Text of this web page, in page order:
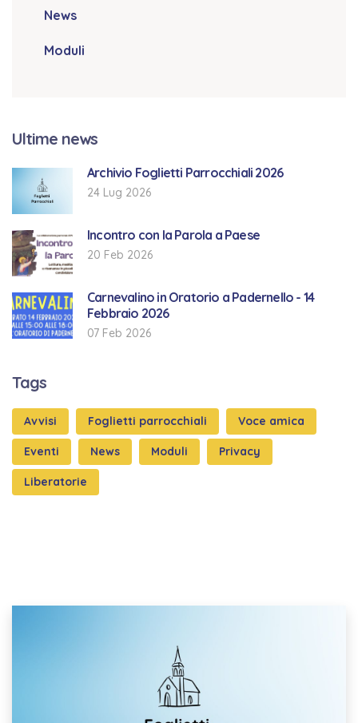
News
Moduli
Ultime news
Archivio Foglietti Parrocchiali 2026
24 Lug 2026
Incontro con la Parola a Paese
20 Feb 2026
Carnevalino in Oratorio a Padernello - 14
Febbraio 2026
07 Feb 2026
Tags
Avvisi Foglietti parrocchiali Voce amica
Eventi News Moduli Privacy
Liberatorie